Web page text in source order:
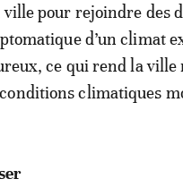
pour rejoindre des
d’un climat
ce qui rend la
climatiques